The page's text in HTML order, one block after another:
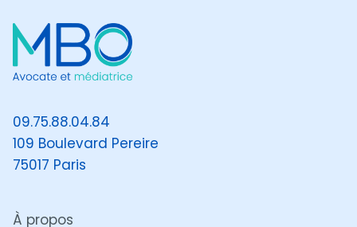
09.75.88.04.84
109 Boulevard Pereire
75017 Paris
À propos